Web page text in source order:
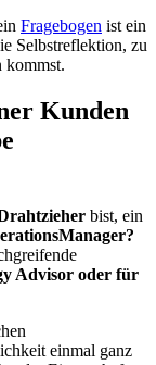
Fragebogen ist ein
Selbstreflektion, zu
kommst.
Kunden
bist, ein
Advisor oder für
einmal ganz